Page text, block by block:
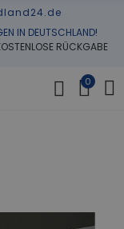
IN DEUTSCHLAND!
RÜCKGABE
0